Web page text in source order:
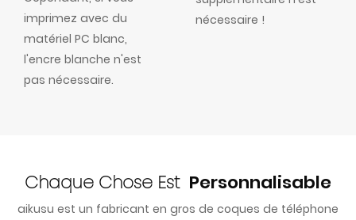
imprimez avec du
matériel PC blanc,
l'encre blanche n'est
pas nécessaire.
nécessaire !
Chaque Chose Est Personnalisable
aikusu est un fabricant en gros de coques de téléphone